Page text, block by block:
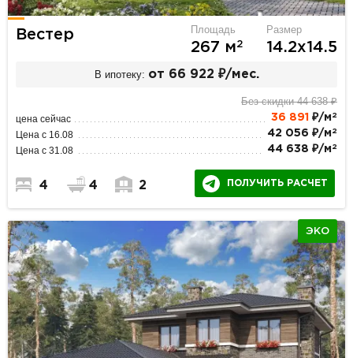
Вестер Площадь
267 м2
Размер
14.2х14.5
В ипотеку: от 66 922 ₽/мес.
Без скидки 44 638 ₽
цена сейчас 36 891 ₽/м 2
Цена с 16.08 42 056 ₽/м 2
Цена с 31.08 44 638 ₽/м 2
4 4 2 ПОЛУЧИТЬ РАСЧЕТ
ЭКО